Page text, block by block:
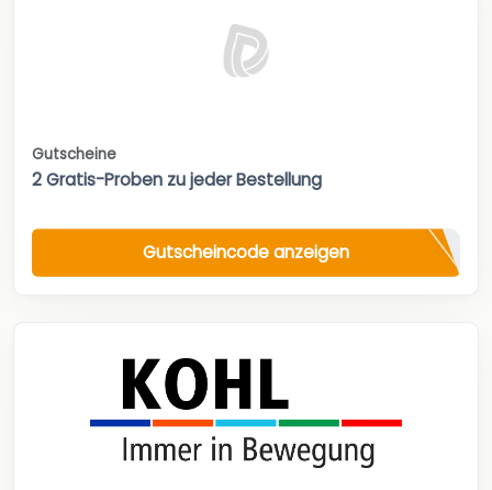
Gutscheine
2 Gratis-Proben zu jeder Bestellung
Gutscheincode anzeigen